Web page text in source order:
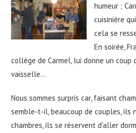
humeur ;
cuisinière
cela se
En soirée,
collège de Carmel, lui donne un coup
vaisselle…
Nous sommes surpris car, faisant
semble-t-il, beaucoup de couples, ils
chambres, ils se réservent d’aller